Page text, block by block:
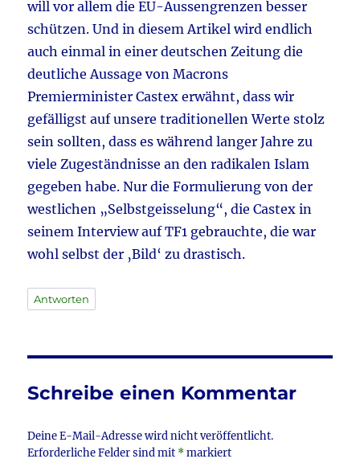
will vor allem die EU-Aussengrenzen besser
schützen. Und in diesem Artikel wird endlich
auch einmal in einer deutschen Zeitung die
deutliche Aussage von Macrons
Premierminister Castex erwähnt, dass wir
gefälligst auf unsere traditionellen Werte stolz
sein sollten, dass es während langer Jahre zu
viele Zugeständnisse an den radikalen Islam
gegeben habe. Nur die Formulierung von der
westlichen „Selbstgeisselung“, die Castex in
seinem Interview auf TF1 gebrauchte, die war
wohl selbst der ‚Bild‘ zu drastisch.
Antworten
Schreibe einen Kommentar
Deine E-Mail-Adresse wird nicht veröffentlicht.
Erforderliche Felder sind mit *markiert